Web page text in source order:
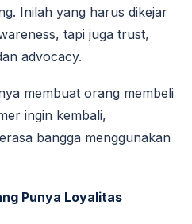
Inilah yang harus dikejar
tapi juga trust,
advocacy.
membuat orang membeli
ingin kembali,
bangga menggunakan
Punya Loyalitas